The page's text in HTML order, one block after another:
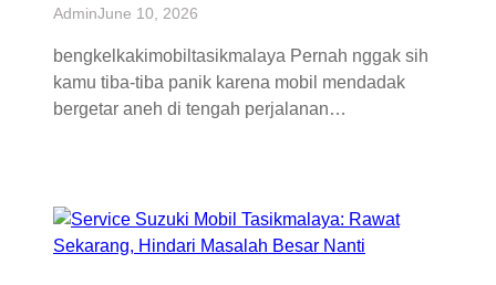
AdminJune 10, 2026
bengkelkakimobiltasikmalaya Pernah nggak sih
kamu tiba-tiba panik karena mobil mendadak
bergetar aneh di tengah perjalanan…